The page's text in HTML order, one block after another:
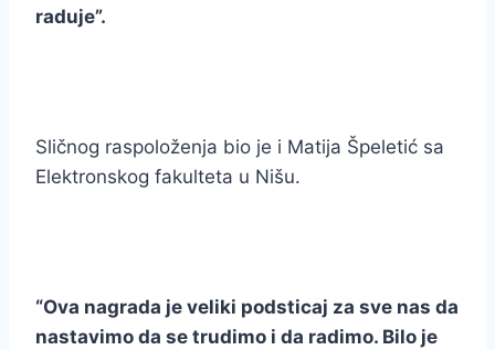
raduje”.
Sličnog raspoloženja bio je i Matija Špeletić sa
Elektronskog fakulteta u Nišu.
“Ova nagrada je veliki podsticaj za sve nas da
nastavimo da se trudimo i da radimo. Bilo je